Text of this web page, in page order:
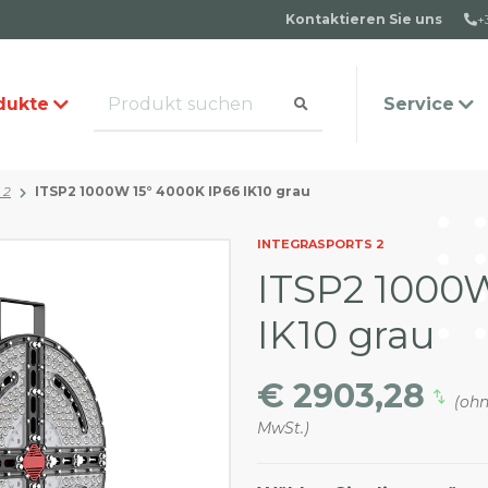
Kontaktieren Sie uns
Service
Häufige Fragen
Kontakt
2 ITSP2 1000W 15° 4000K IP66 IK10 grau
INTEGRASPORTS 2
ITSP2
IK10 grau
€ 2903,28
MwSt.)